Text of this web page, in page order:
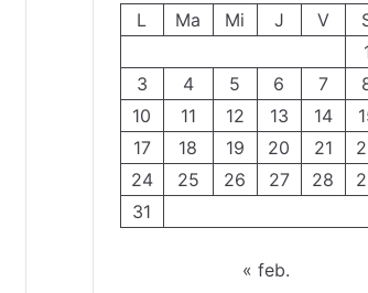
L
Ma Mi J V
3
4 5 6 7
10
11 12 13 14
17
18 19 20 21
24
25 26 27 28
31
« feb.